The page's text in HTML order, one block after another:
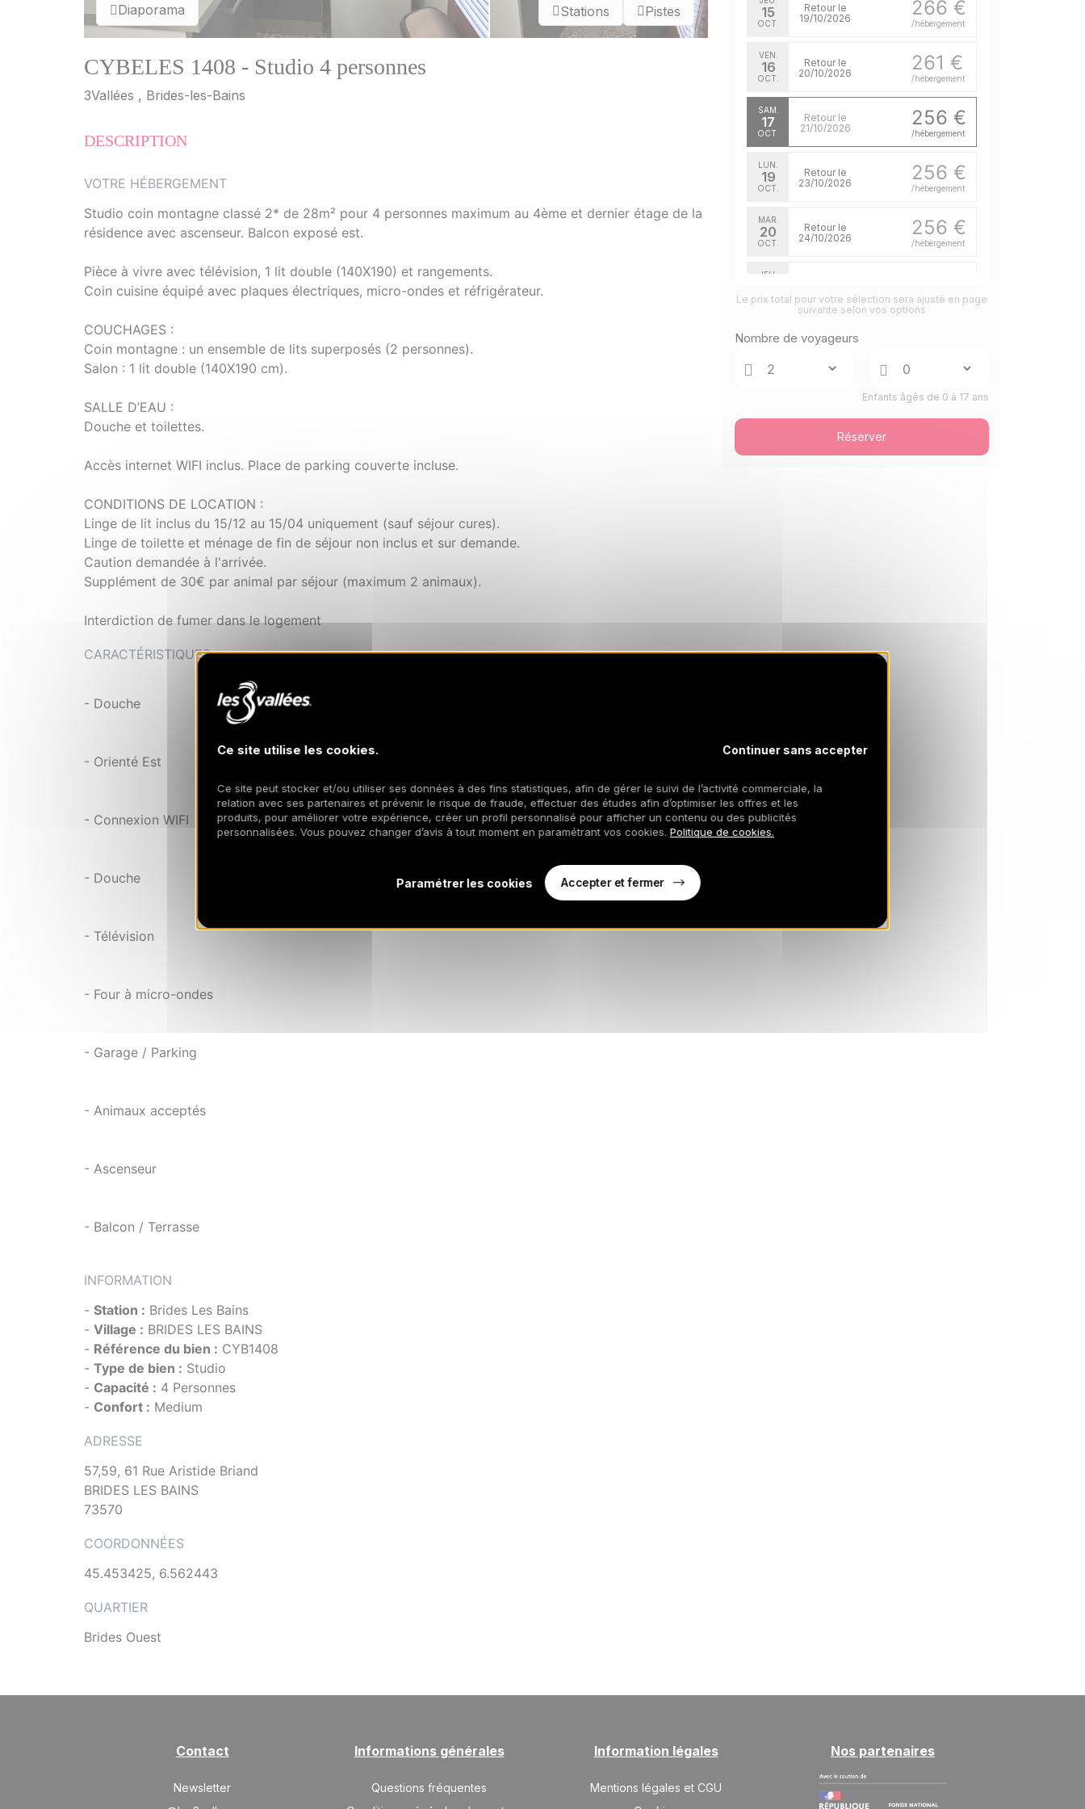
Diaporama Stations Pistes
CYBELES 1408 - Studio 4 personnes
3Vallées , Brides-les-Bains
DESCRIPTION
VOTRE HÉBERGEMENT
Studio coin montagne classé 2* de 28m² pour 4 personnes maximum au 4ème et dernier étage de la
résidence avec ascenseur. Balcon exposé est.
Pièce à vivre avec télévision, 1 lit double (140X190) et rangements.
Coin cuisine équipé avec plaques électriques, micro-ondes et réfrigérateur.
COUCHAGES :
Coin montagne : un ensemble de lits superposés (2 personnes).
Salon : 1 lit double (140X190 cm).
SALLE D’EAU :
Douche et toilettes.
Accès internet WIFI inclus. Place de parking couverte incluse.
CONDITIONS DE LOCATION :
Linge de lit inclus du 15/12 au 15/04 uniquement (sauf séjour cures).
Linge de toilette et ménage de fin de séjour non inclus et sur demande.
Caution demandée à l'arrivée.
Supplément de 30€ par animal par séjour (maximum 2 animaux).
Interdiction de fumer dans le logement
CARACTÉRISTIQUES
- Douche
- Orienté Est
- Connexion WIFI
- Douche
- Télévision
- Four à micro-ondes
- Garage / Parking
- Animaux acceptés
- Ascenseur
- Balcon / Terrasse
INFORMATION
- Station : Brides Les Bains
- Village : BRIDES LES BAINS
- Référence du bien : CYB1408
- Type de bien : Studio
- Capacité : 4 Personnes
- Confort : Medium
ADRESSE
57,59, 61 Rue Aristide Briand
BRIDES LES BAINS
73570
COORDONNÉES
45.453425, 6.562443
QUARTIER
Brides Ouest
15
OCT.
266 €
/hébergement
Retour le
19/10/2026
VEN.
16
OCT.
261 €
/hébergement
Retour le
20/10/2026
SAM.
17
OCT.
256 €
/hébergement
Retour le
21/10/2026
LUN.
19
OCT.
256 €
/hébergement
Retour le
23/10/2026
MAR.
20
OCT.
256 €
/hébergement
Retour le
24/10/2026
JEU.
OCT. /hébergement
26/10/2026
23
Retour le
27/10/2026
256 €
26
30/10/2026
Le prix total pour votre sélection sera ajusté en page
suivante selon vos options
Nombre de voyageurs
Enfants âgés de 0 à 17 ans
Réserver
Contact
Newsletter
Informations générales
Questions fréquentes
Information légales
Mentions légales et CGU
Nos partenaires
Ce site utilise les cookies. Continuer sans accepter
Ce site peut stocker et/ou utiliser ses données à des fins statistiques, afin de gérer le suivi de l’activité commerciale, la
relation avec ses partenaires et prévenir le risque de fraude, effectuer des études afin d’optimiser les offres et les
produits, pour améliorer votre expérience, créer un profil personnalisé pour afficher un contenu ou des publicités
personnalisées. Vous pouvez changer d’avis à tout moment en paramétrant vos cookies. Politique de cookies.
Paramétrer les cookies Accepter et fermer